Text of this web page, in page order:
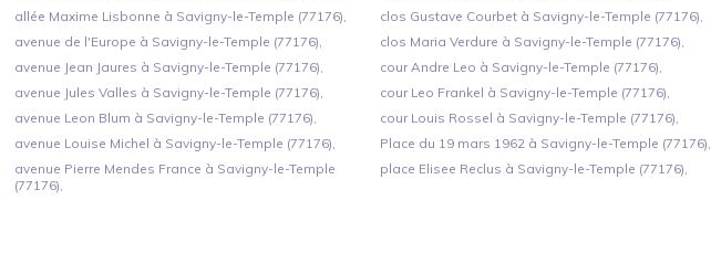
allée Maxime Lisbonne à Savigny-le-Temple (77176),
avenue de l'Europe à Savigny-le-Temple (77176),
avenue Jean Jaures à Savigny-le-Temple (77176),
avenue Jules Valles à Savigny-le-Temple (77176),
avenue Leon Blum à Savigny-le-Temple (77176),
avenue Louise Michel à Savigny-le-Temple (77176),
avenue Pierre Mendes France à Savigny-le-Temple
(77176),
clos Gustave Courbet à Savigny-le-Temple (77176),
clos Maria Verdure à Savigny-le-Temple (77176),
cour Andre Leo à Savigny-le-Temple (77176),
cour Leo Frankel à Savigny-le-Temple (77176),
cour Louis Rossel à Savigny-le-Temple (77176),
Place du 19 mars 1962 à Savigny-le-Temple (77176),
place Elisee Reclus à Savigny-le-Temple (77176),